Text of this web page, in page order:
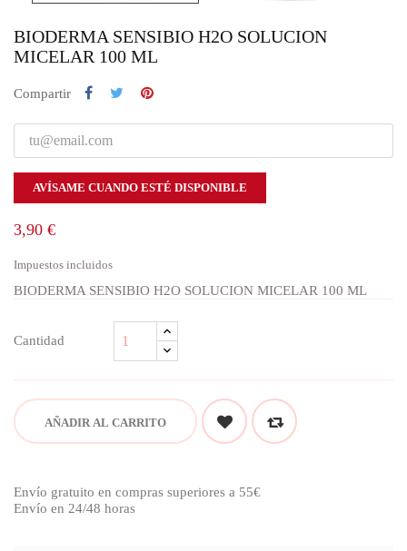
BIODERMA SENSIBIO H2O SOLUCION
MICELAR 100 ML
Compartir
AVÍSAME CUANDO ESTÉ DISPONIBLE
3,90 €
Impuestos incluidos
BIODERMA SENSIBIO H2O SOLUCION MICELAR 100 ML
Cantidad
AÑADIR AL CARRITO
Envío gratuito en compras superiores a 55€
Envío en 24/48 horas